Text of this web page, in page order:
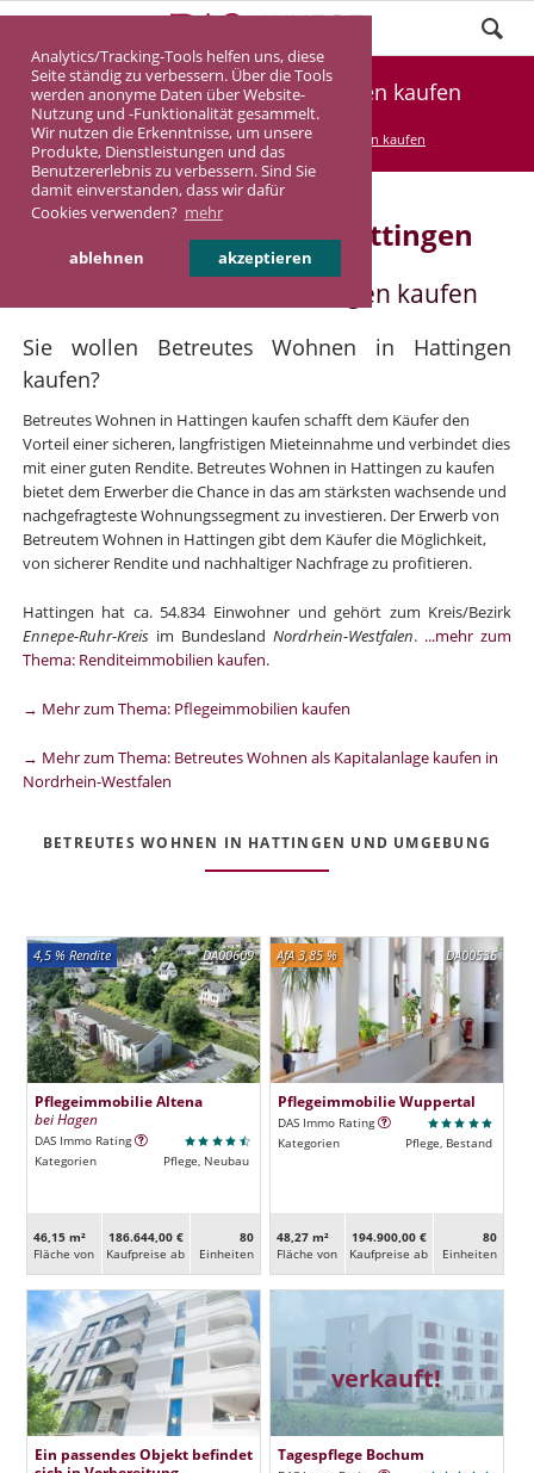
Analytics/Tracking-Tools helfen uns, diese
Seite ständig zu verbessern. Über die Tools
werden anonyme Daten über Website-
Nutzung und -Funktionalität gesammelt.
Wir nutzen die Erkenntnisse, um unsere
Produkte, Dienstleistungen und das
Benutzererlebnis zu verbessern. Sind Sie
damit einverstanden, dass wir dafür
Cookies verwenden? mehr
ablehnen akzeptieren
Betreutes Wohnen in Hattingen kaufen
DASINVEST Service Betreutes Wohnen kaufen
Betreutes Wohnen in Hattingen
Betreutes Wohnen in Hattingen kaufen
Sie wollen Betreutes Wohnen in Hattingen
kaufen?
Betreutes Wohnen in Hattingen kaufen schafft dem Käufer den
Vorteil einer sicheren, langfristigen Mieteinnahme und verbindet dies
mit einer guten Rendite. Betreutes Wohnen in Hattingen zu kaufen
bietet dem Erwerber die Chance in das am stärksten wachsende und
nachgefragteste Wohnungssegment zu investieren. Der Erwerb von
Betreutem Wohnen in Hattingen gibt dem Käufer die Möglichkeit,
von sicherer Rendite und nachhaltiger Nachfrage zu profitieren.
Hattingen hat ca. 54.834 Einwohner und gehört zum Kreis/Bezirk
Ennepe-Ruhr-Kreisim BundeslandNordrhein-Westfalen. ...mehr zum
Thema: Renditeimmobilien kaufen.
→ Mehr zum Thema: Pflegeimmobilien kaufen
→ Mehr zum Thema: Betreutes Wohnen als Kapitalanlage kaufen in
Nordrhein-Westfalen
BETREUTES WOHNEN IN HATTINGEN UND UMGEBUNG
DA00609
4,5 % Rendite
Pflegeimmobilie Altena
bei Hagen
DAS Immo Rating
Kategorien
Pflege, Neubau
46,15 m²
Fläche von
186.644,00 €
Kaufpreise ab
80
Ein­heiten
DA00536
AfA 3,85 %
Pflegeimmobilie Wuppertal
DAS Immo Rating
Kategorien
Pflege, Bestand
48,27 m²
Fläche von
194.900,00 €
Kaufpreise ab
80
Ein­heiten
Ein passendes Objekt befindet
verkauft!
Tagespflege Bochum